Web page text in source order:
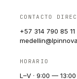
CONTACTO
+57 314 790 85 11
HORARIO
L–V · 9:00 — 13:00